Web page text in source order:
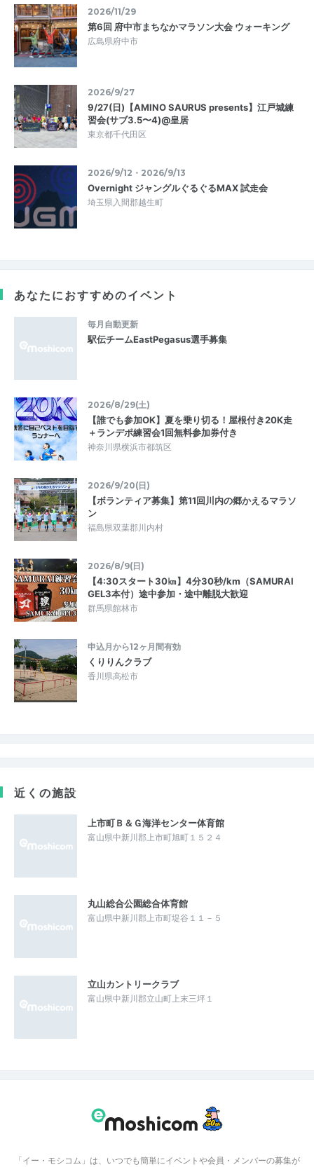
2026/11/29
第6回 府中市まちなかマラソン大会 ウォーキング
広島県府中市
2026/9/27
9/27(日)【AMINO SAURUS presents】江戸城練
習会(サブ3.5〜4)@皇居
東京都千代田区
2026/9/12・2026/9/13
Overnight ジャングルぐるぐるMAX 試走会
埼玉県入間郡越生町
あなたにおすすめのイベント
毎月自動更新
駅伝チームEastPegasus選手募集
2026/8/29(土)
【誰でも参加OK】夏を乗り切る！屋根付き20K走
＋ランデポ練習会1回無料参加券付き
神奈川県横浜市都筑区
2026/9/20(日)
【ボランティア募集】第11回川内の郷かえるマラソ
ン
福島県双葉郡川内村
2026/8/9(日)
【4:30スタート30㎞】4分30秒/km（SAMURAI
GEL3本付）途中参加・途中離脱大歓迎
群馬県館林市
申込月から12ヶ月間有効
くりりんクラブ
香川県高松市
近くの施設
上市町Ｂ＆Ｇ海洋センター体育館
富山県中新川郡上市町旭町１５２４
丸山総合公園総合体育館
富山県中新川郡上市町堤谷１１－５
立山カントリークラブ
富山県中新川郡立山町上末三坪１
「イー・モシコム」は、いつでも簡単にイベントや会員・メンバーの募集が